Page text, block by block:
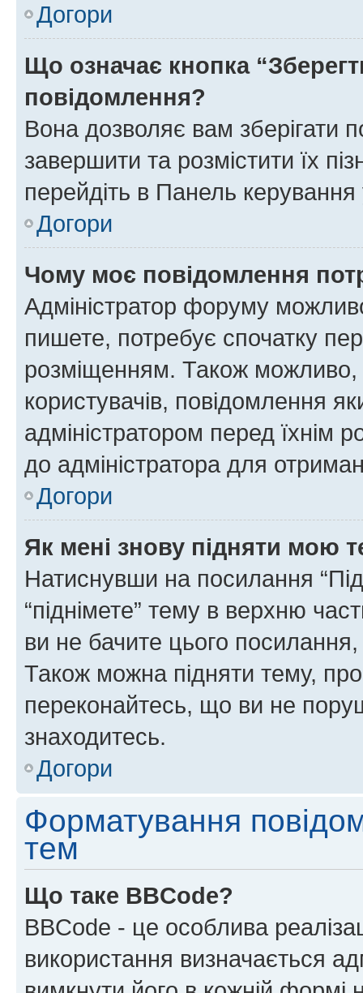
Догори
Що означає кнопка
повідомлення?
Вона дозволяє вам зберігати
завершити та розмістити їх
перейдіть в Панель керування
Догори
Чому моє повідомлення
Адміністратор форуму
пишете, потребує спочатку
розміщенням. Також можливо,
користувачів, повідомлення
адміністратором перед їхнім
до адміністратора для
Догори
Як мені знову підняти мою
Натиснувши на посилання
“піднімете” тему в верхню
ви не бачите цього
Також можна підняти тему,
переконайтесь, що ви не
знаходитесь.
Догори
Форматування
тем
Що таке BBCode?
BBCode - це особлива
використання визначається